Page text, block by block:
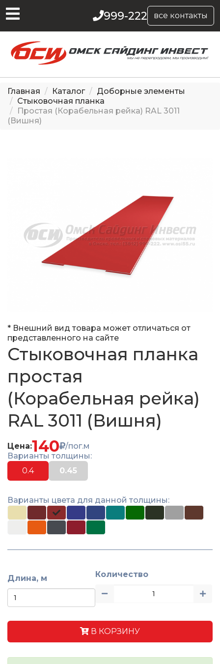
999-222 все контакты
Главная Каталог
Доборные элементы
Стыковочная планка
Простая (Корабельная рейка) RAL 3011
(Вишня)
* Внешний вид товара может отличаться от
представленного на сайте
Стыковочная планка
простая
(Корабельная рейка)
RAL 3011 (Вишня)
Цена:140
/пог.м
Варианты толщины:
0.4
0.45
Варианты цвета для данной толщины:
Длина, м Количество
В КОРЗИНУ